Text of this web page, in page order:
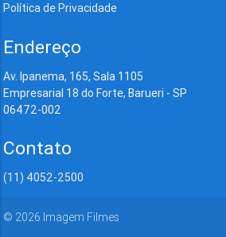
Política de Privacidade
Endereço
Av. Ipanema, 165, Sala 1105
Empresarial 18 do Forte, Barueri - SP
06472-002
Contato
(11) 4052-2500
© 2026 Imagem Filmes